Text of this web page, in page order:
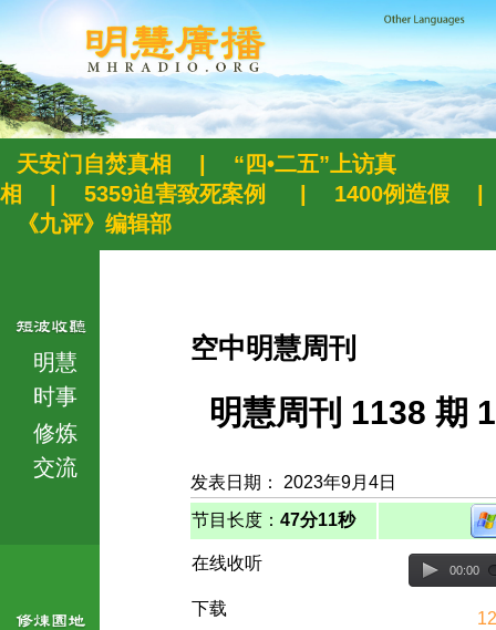
天安门自焚真相
“四•二五”上访真
相
5359迫害致死案例 1400例造假
《九评》编辑部
明慧
时事
修炼
交流
空中明慧周刊
明慧周刊 1138 期
发表日期： 2023年9月4日
节目长度： 47分11秒
在线收听 00:00
下载